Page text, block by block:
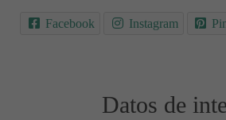
Facebook Instagram
Datos de